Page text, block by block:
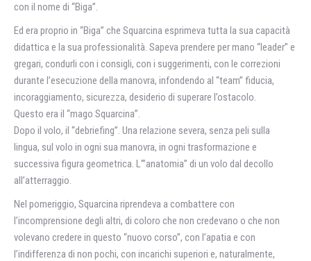
con il nome di “Biga”.
Ed era proprio in “Biga” che Squarcina esprimeva tutta la sua capacità
didattica e la sua professionalità. Sapeva prendere per mano “leader” e
gregari, condurli con i consigli, con i suggerimenti, con le correzioni
durante l’esecuzione della manovra, infondendo al “team” fiducia,
incoraggiamento, sicurezza, desiderio di superare l’ostacolo.
Questo era il “mago Squarcina”.
Dopo il volo, il “debriefing”. Una relazione severa, senza peli sulla
lingua, sul volo in ogni sua manovra, in ogni trasformazione e
successiva figura geometrica. L'”anatomia” di un volo dal decollo
all’atterraggio.
Nel pomeriggio, Squarcina riprendeva a combattere con
l’incomprensione degli altri, di coloro che non credevano o che non
volevano credere in questo “nuovo corso”, con l’apatia e con
l’indifferenza di non pochi, con incarichi superiori e, naturalmente,